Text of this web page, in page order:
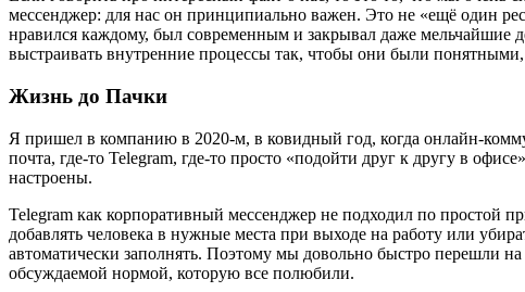
мессенджер: для нас он принципиально важен. Это не «ещё один
нравился каждому, был современным и закрывал даже
выстраивать внутренние процессы так, чтобы они были
Жизнь до Пачки
Я пришел в компанию в 2020-м, в ковидный год, когда онлайн-
почта, где-то Telegram, где-то просто «подойти друг к другу в
настроены.
Telegram как корпоративный мессенджер не подходил по простой
добавлять человека в нужные места при выходе на работу или
автоматически заполнять. Поэтому мы довольно быстро перешли на
обсуждаемой нормой, которую все полюбили.